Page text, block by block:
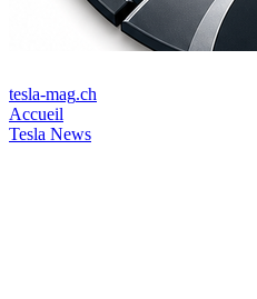
tesla-mag.ch
Accueil
Tesla News